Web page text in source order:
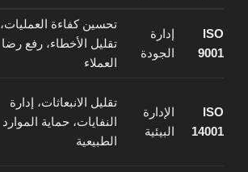
ISO
9001
إدارة
الجودة
تحسين كفاءة العمليات،
تقليل الأخطاء، رفع رضا
العملاء
ISO
14001
الإدارة
البيئية
تقليل الانبعاثات، إدارة
النفايات، حماية الموارد
الطبيعية